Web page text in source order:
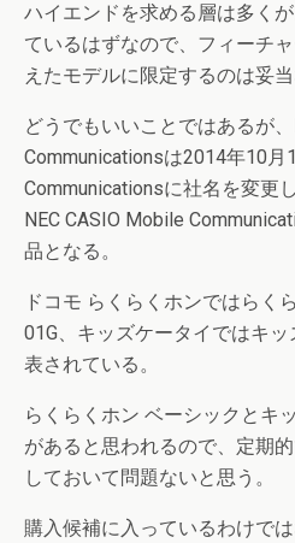
ハイエンドを求める層は多く
ているはずなので、フィーチ
えたモデルに限定するのは妥
どうでもいいことではあるが
Communicationsは2014年10月
Communicationsに社名を変更
NEC CASIO Mobile
品となる。
ドコモ らくらくホンではらく
01G、キッズケータイではキ
表されている。
らくらくホン ベーシックとキ
があると思われるので、定期
しておいて問題ないと思う。
購入候補に入っているわけで